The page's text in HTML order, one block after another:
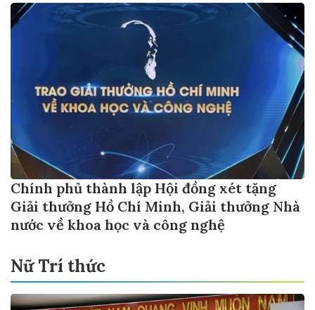
Chính phủ thành lập Hội đồng xét tặng
Giải thưởng Hồ Chí Minh, Giải thưởng Nhà
nước về khoa học và công nghệ
Nữ Trí thức